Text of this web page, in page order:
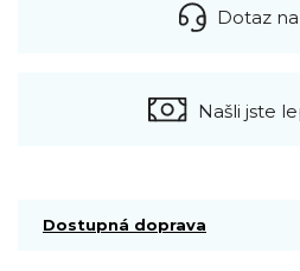
Dotaz
Našli jste
Dostupná doprava